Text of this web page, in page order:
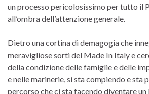
un processo pericolosissimo per tutto il
all’ombra dell’attenzione generale.
Dietro una cortina di demagogia che
meravigliose sorti del Made In Italy e
della condizione delle famiglie e delle
e nelle marinerie, si sta compiendo e sta
percorso che ci sta facendo diventare un